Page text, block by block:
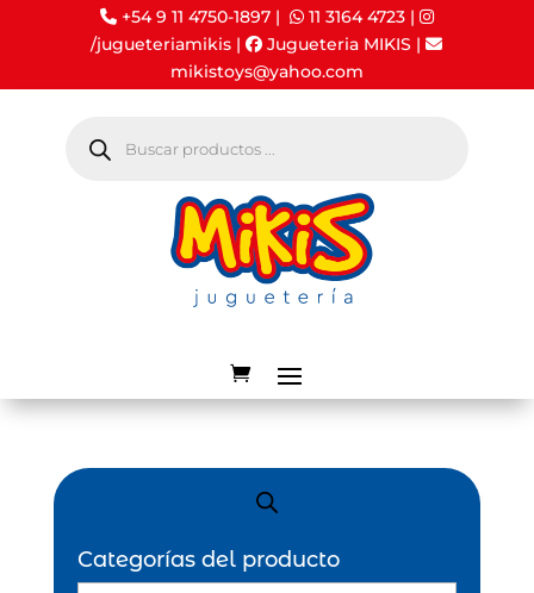
+54 9 11 4750-1897 | 11 3164 4723|
/jugueteriamikis | Jugueteria MIKIS |
mikistoys@yahoo.com
productos
Categorías del producto